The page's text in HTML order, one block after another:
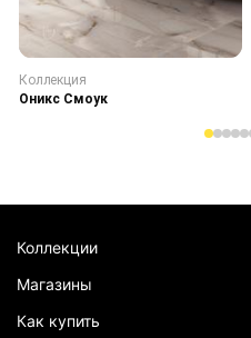
Коллекция
Оникс Смоук
Коллекции
Магазины
Как купить